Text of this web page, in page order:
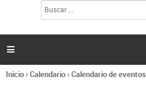
l
s

Se
Inicio›Calendario›Calendario de eventos